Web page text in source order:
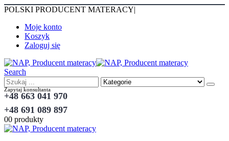
POLSKI PRODUCENT MATERACY|
Moje konto
Koszyk
Zaloguj się
Search
Zapytaj konsultanta
+48 663 041 970
+48 691 089 897
00 produkty